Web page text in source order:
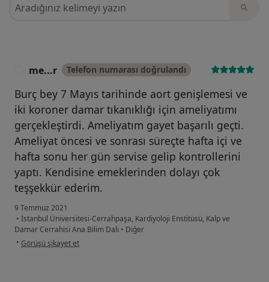
me...r Telefon numarası doğrulandı
Burç bey 7 Mayıs tarihinde aort genişlemesi ve
iki koroner damar tıkanıklığı için ameliyatımı
gerçekleştirdi. Ameliyatım gayet başarılı geçti.
Ameliyat öncesi ve sonrası süreçte hafta içi ve
hafta sonu her gün servise gelip kontrollerini
yaptı. Kendisine emeklerinden dolayı çok
teşşekkür ederim.
9 Temmuz 2021
• İstanbul Üniversitesi-Cerrahpaşa, Kardiyoloji Enstitüsü, Kalp ve
Damar Cerrahisi Ana Bilim Dalı • Diğer
• kullanıcının görüşüne göre me...r
Görüşü şikayet et